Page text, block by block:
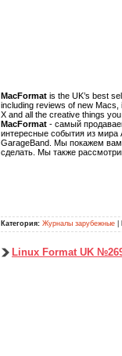
MacFormat is the UK’s best
including reviews of new Macs,
X and all the creative things
MacFormat - самый
интересные события из мира
GarageBand. Мы покажем
сделать. Мы также
Категория: Журналы зарубежные
Linux Format UK